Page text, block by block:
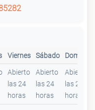
Viernes Sábado Domingo
Abierto
las 24
horas
Abierto
las 24
horas
Abierto
las 24
horas